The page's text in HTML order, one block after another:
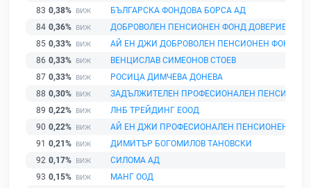
83 0,38%
БЪЛГАРСКА ФОНДОВА БОРСА АД
84 0,36%
ДОБРОВОЛЕН ПЕНСИОНЕН ФОНД ДОВЕРИЕ
85 0,33%
АЙ ЕН ДЖИ ДОБРОВОЛЕН ПЕНСИОНЕН ФОНД
86 0,33%
ВЕНЦИСЛАВ СИМЕОНОВ СТОЕВ
87 0,33%
РОСИЦА ДИМЧЕВА ДОНЕВА
88 0,30%
ЗАДЪЛЖИТЕЛЕН ПРОФЕСИОНАЛЕН
89 0,22%
ЛНБ ТРЕЙДИНГ ЕООД
90 0,22%
АЙ ЕН ДЖИ ПРОФЕСИОНАЛЕН ПЕНСИОНЕН
91 0,21%
ДИМИТЪР БОГОМИЛОВ ТАНОВСКИ
92 0,17%
СИЛОМА АД
93 0,15%
МАНГ ООД